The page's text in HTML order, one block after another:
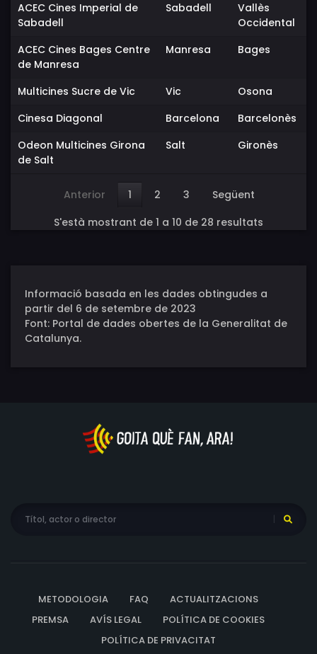
ACEC Cines Imperial de
Sabadell
Sabadell
Vallès
Occidental
ACEC Cines Bages Centre
de Manresa
Manresa Bages
Multicines Sucre de Vic Vic
Osona
Cinesa Diagonal
Barcelona
Barcelonès
Odeon Multicines Girona
de Salt
Salt Gironès
Anterior 1 2 3
Següent
S'està mostrant de 1 a 10 de 28 resultats
Informació basada en les dades obtingudes a
partir del 6 de setembre de 2023
Font: Portal de dades obertes de la Generalitat de
Catalunya.
METODOLOGIA FAQ
ACTUALITZACIONS
PREMSA
AVÍS LEGAL
POLÍTICA DE COOKIES
POLÍTICA DE PRIVACITAT